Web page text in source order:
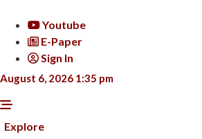
content
Youtube
E-Paper
Sign In
August 6, 2026 1:35 pm
Explore